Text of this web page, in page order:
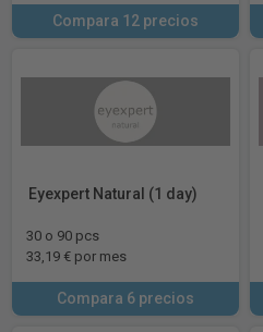
Compara 12 precios
Eyexpert Natural (1 day)
30 o 90 pcs
33,19 € por mes
Compara 6 precios